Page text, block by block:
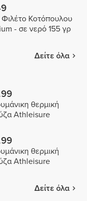
Φιλέτο Κοτόπουλου
- σε νερό 155 γρ
Δείτε όλα
θερμική
Athleisure
θερμική
Athleisure
Δείτε όλα